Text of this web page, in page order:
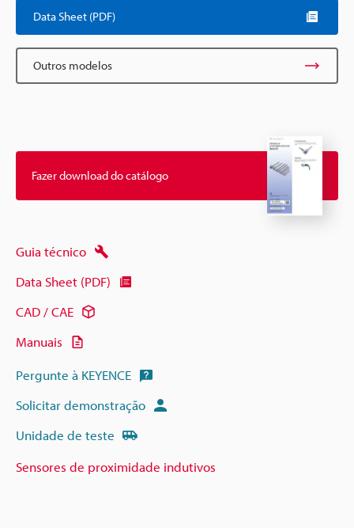
Data Sheet (PDF)
Outros modelos
Fazer download do catálogo
Guia técnico
Data Sheet (PDF)
CAD / CAE
Manuais
Pergunte à KEYENCE
Solicitar demonstração
Unidade de teste
Sensores de proximidade indutivos